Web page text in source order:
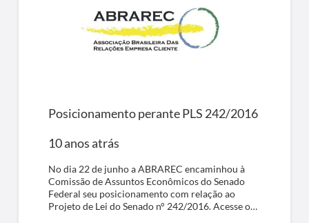
Posicionamento perante PLS 242/2016
10 anos atrás
No dia 22 de junho a ABRAREC encaminhou à
Comissão de Assuntos Econômicos do Senado
Federal seu posicionamento com relação ao
Projeto de Lei do Senado n° 242/2016. Acesse o…